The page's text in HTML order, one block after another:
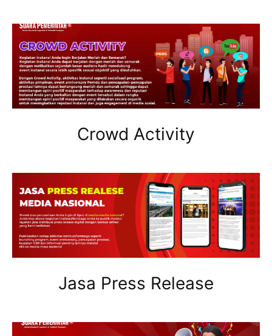
Crowd Activity
Jasa Press Release